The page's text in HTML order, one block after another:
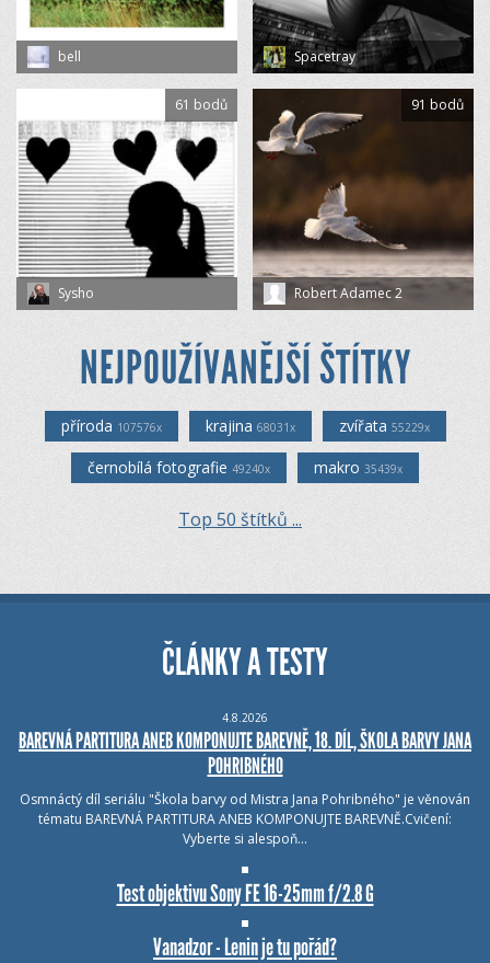
bell Spacetray
Sysho
61 bodů
Robert Adamec 2
91 bodů
NEJPOUŽÍVANĚJŠÍ ŠTÍTKY
příroda 107576x krajina 68031x zvířata 55229x
černobílá fotografie 49240x makro 35439x
Top 50 štítků ...
ČLÁNKY A TESTY
4.8.2026
BAREVNÁ PARTITURA ANEB KOMPONUJTE BAREVNĚ, 18. DÍL, ŠKOLA BARVY JANA
POHRIBNÉHO
Osmnáctý díl seriálu "Škola barvy od Mistra Jana Pohribného" je věnován
tématu BAREVNÁ PARTITURA ANEB KOMPONUJTE BAREVNĚ.Cvičení:
Vyberte si alespoň…
Test objektivu Sony FE 16-25mm f/2.8 G
Vanadzor - Lenin je tu pořád?